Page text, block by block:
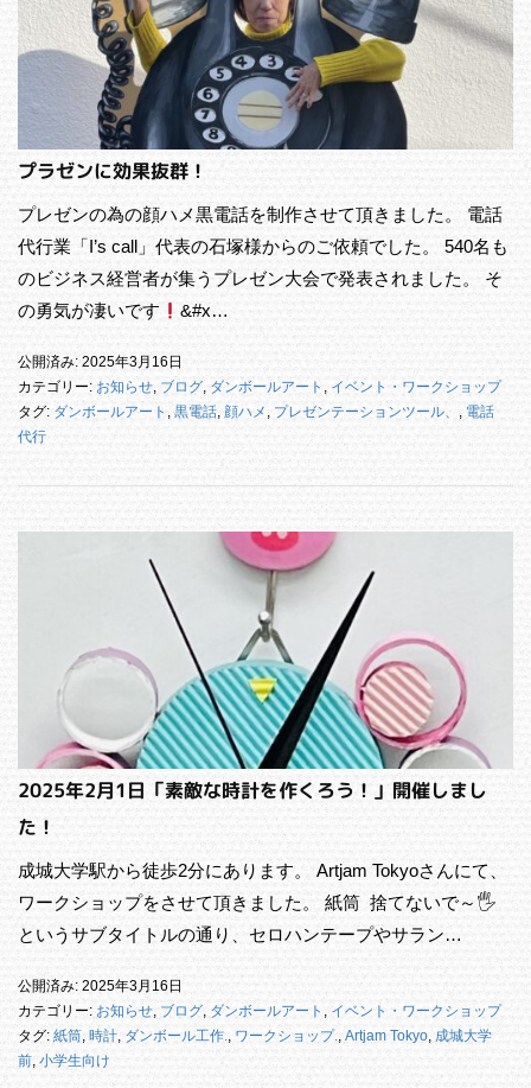
プラゼンに効果抜群！
プレゼンの為の顔ハメ黒電話を制作させて頂きました。 電話
代行業「I’s call」代表の石塚様からのご依頼でした。 540名も
のビジネス経営者が集うプレゼン大会で発表されました。 そ
の勇気が凄いです
&#x…
公開済み: 2025年3月16日
カテゴリー: お知らせ, ブログ, ダンボールアート , イベント・ワークショップ
タグ: ダンボールアート , 黒電話, 顔ハメ , プレゼンテーションツール、 , 電話
代行
2025年2月1日「素敵な時計を作くろう！」開催しまし
た！
成城大学駅から徒歩2分にあります。 Artjam Tokyoさんにて、
ワークショップをさせて頂きました。 紙筒 捨てないで～🖐️
というサブタイトルの通り、セロハンテープやサラン…
公開済み: 2025年3月16日
カテゴリー:お知らせ, ブログ, ダンボールアート , イベント・ワークショップ
タグ: 紙筒, 時計, ダンボール工作., ワークショップ., Artjam Tokyo, 成城大学
前,小学生向け